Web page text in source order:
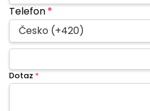
Telefon*
Česko (+420)
Dotaz *